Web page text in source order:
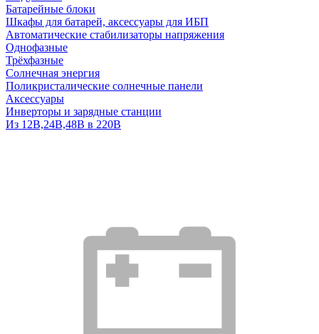
Батарейные блоки
Шкафы для батарей, аксессуары для ИБП
Автоматические стабилизаторы напряжения
Однофазные
Трёхфазные
Солнечная энергия
Поликристалические солнечные панели
Аксессуары
Инверторы и зарядные станции
Из 12В,24В,48В в 220В